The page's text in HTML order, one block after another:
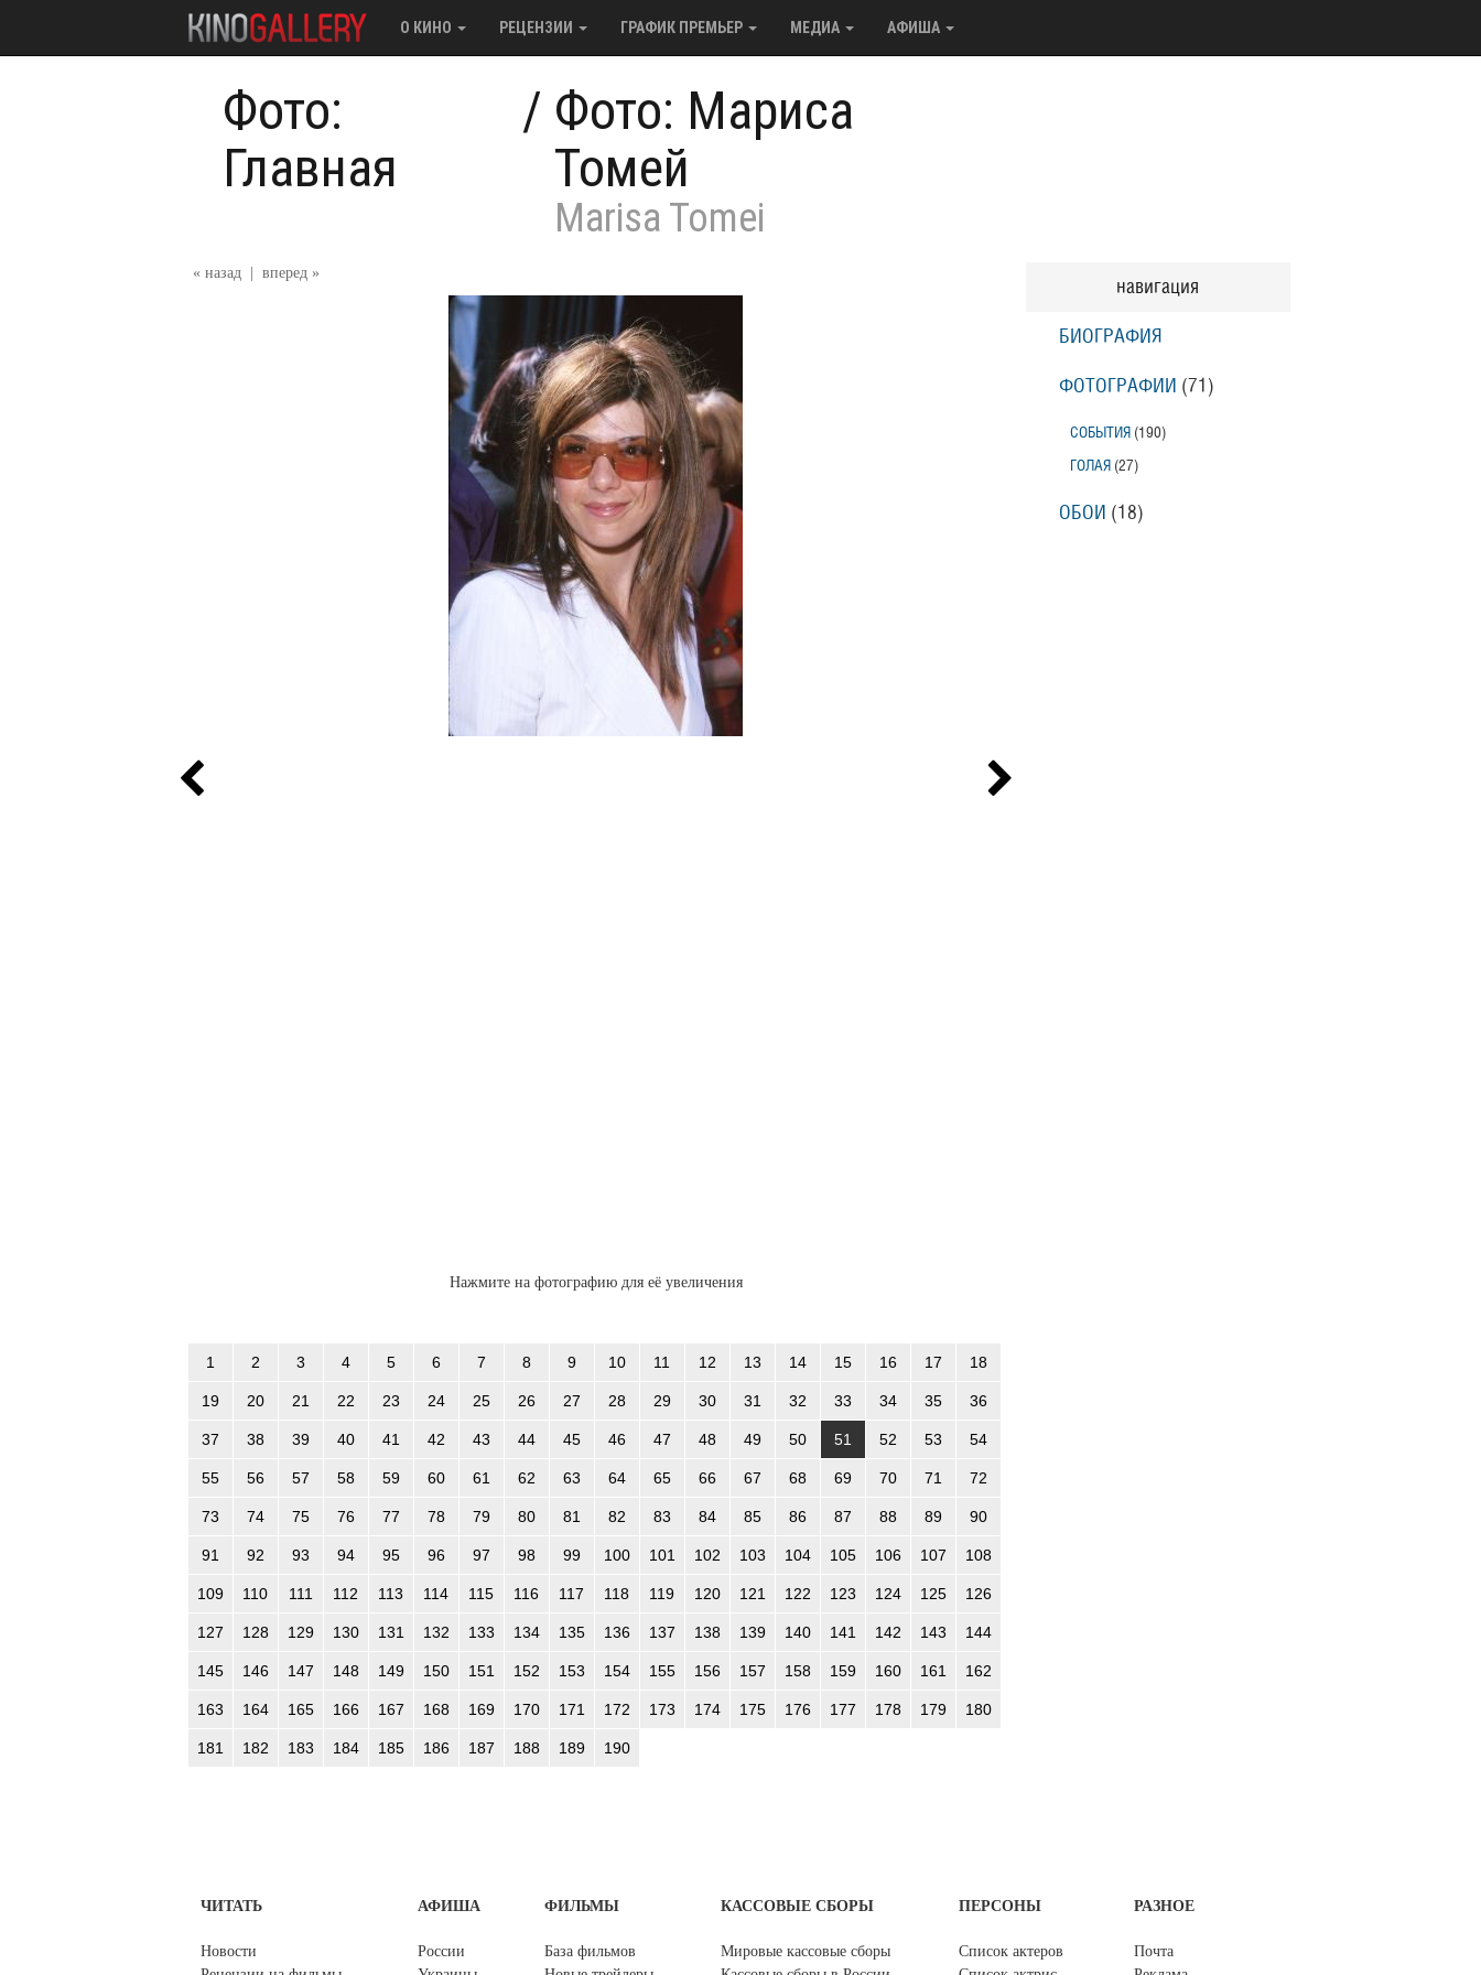
О КИНО РЕЦЕНЗИИ ГРАФИК ПРЕМЬЕР МЕДИА АФИША
Фото:
Главная
/ Фото: Мариса
Томей
Marisa Tomei
« назад вперед »
Нажмите на фотографию для её увеличения
1 2 3 4 5 6 7 8 9 10 11 12 13 14 15 16 17 18
19 20 21 22 23 24 25 26 27 28 29 30 31 32 33 34 35 36
37 38 39 40 41 42 43 44 45 46 47 48 49 50 51 52 53 54
55 56 57 58 59 60 61 62 63 64 65 66 67 68 69 70 71 72
73 74 75 76 77 78 79 80 81 82 83 84 85 86 87 88 89 90
91 92 93 94 95 96 97 98 99 100 101 102 103 104 105 106 107 108
109 110 111 112 113 114 115 116 117 118 119 120 121 122 123 124 125 126
127 128 129 130 131 132 133 134 135 136 137 138 139 140 141 142 143 144
145 146 147 148 149 150 151 152 153 154 155 156 157 158 159 160 161 162
163 164 165 166 167 168 169 170 171 172 173 174 175 176 177 178 179 180
181 182 183 184 185 186 187 188 189 190
навигация
БИОГРАФИЯ
ФОТОГРАФИИ (71 )
СОБЫТИЯ (190)
ГОЛАЯ (27)
ОБОИ (18)
ЧИТАТЬ
Новости
АФИША
России
ФИЛЬМЫ
База фильмов
КАССОВЫЕ СБОРЫ
Мировые кассовые сборы
ПЕРСОНЫ
Список актеров
РАЗНОЕ
Почта